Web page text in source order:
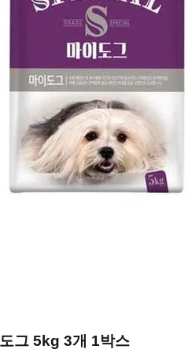
그 5kg 3개 1박스